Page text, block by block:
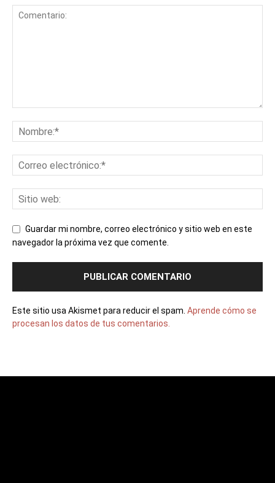
Guardar mi nombre, correo electrónico y sitio web en este
navegador la próxima vez que comente.
Este sitio usa Akismet para reducir el spam. Aprende cómo se
procesan los datos de tus comentarios.